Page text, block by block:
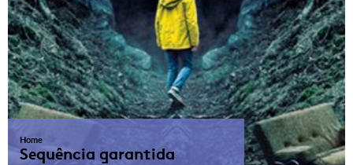
Home
Sequência garantida